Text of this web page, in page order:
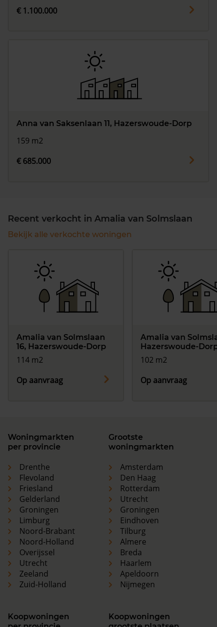
€ 1.100.000
Anna van Saksenlaan 11, Hazerswoude-Dorp
159 m2
€ 685.000
Recent verkocht in Amalia van Solmslaan
Bekijk alle verkochte woningen
Amalia van Solmslaan
16, Hazerswoude-Dorp
114 m2
Op aanvraag
Amalia van
Hazerswoude-
102 m2
Op aanvraag
Woningmarkten
per provincie
Drenthe
Flevoland
Friesland
Gelderland
Groningen
Limburg
Noord-Brabant
Noord-Holland
Overijssel
Utrecht
Zeeland
Zuid-Holland
Grootste
woningmarkten
Amsterdam
Den Haag
Rotterdam
Utrecht
Groningen
Eindhoven
Tilburg
Almere
Breda
Haarlem
Apeldoorn
Nijmegen
Koopwoningen
Koopwoningen